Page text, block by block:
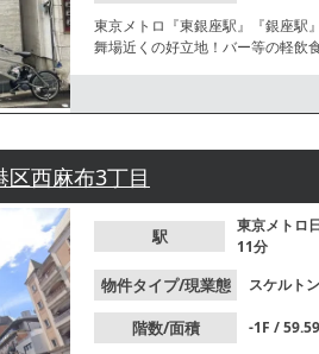
東京メトロ『東銀座駅』『銀座駅
舞場近くの好立地！バー等の軽飲
西麻布3丁目
駅
東京メトロ
11分
物件タイプ/現業態 スケルトン
階数/面積
-1F /